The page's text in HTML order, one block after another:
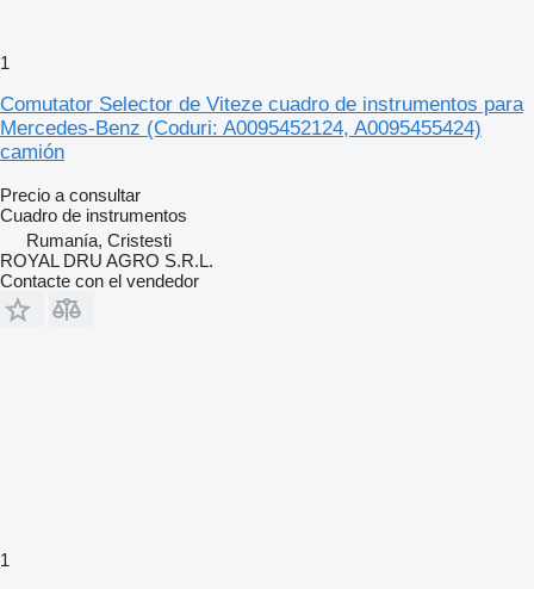
1
Comutator Selector de Viteze cuadro de instrumentos para
Mercedes-Benz (Coduri: A0095452124, A0095455424)
camión
Precio a consultar
Cuadro de instrumentos
Rumanía, Cristesti
ROYAL DRU AGRO S.R.L.
Contacte con el vendedor
1